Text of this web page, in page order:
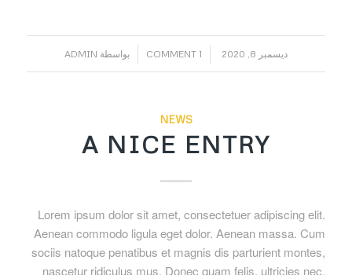
ديسمبر 8, 2020/
1 COMMENT
/ بواسطة ADMIN
NEWS
A NICE ENTRY
Lorem ipsum dolor sit amet, consectetuer adipiscing elit.
Aenean commodo ligula eget dolor. Aenean massa. Cum
sociis natoque penatibus et magnis dis parturient montes,
nascetur ridiculus mus. Donec quam felis, ultricies nec,